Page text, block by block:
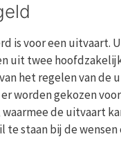
is voor een uitvaart.
uit twee
het regelen van de
worden gekozen
de uitvaart
staan bij de